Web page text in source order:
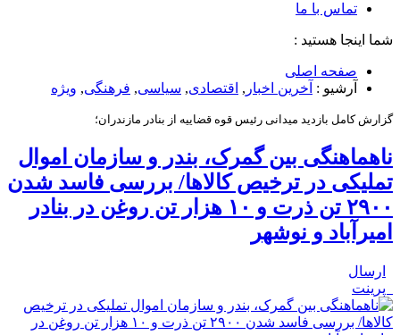
تماس با ما
شما اینجا هستید :
صفحه اصلی
آرشیو : آخرین اخبار , اقتصادی, سیاسی, فرهنگی, ویژه
گزارش کامل بازدید میدانی رئیس قوه قضاییه از بنادر مازندران؛
ناهماهنگی بین گمرک، بندر و سازمان اموال
تملیکی در ترخیص کالاها/ بررسی فاسد شدن
۲۹۰۰ تن ذرت و ۱۰ هزار تن روغن در بنادر
امیرآباد و نوشهر
ارسال
پرینت